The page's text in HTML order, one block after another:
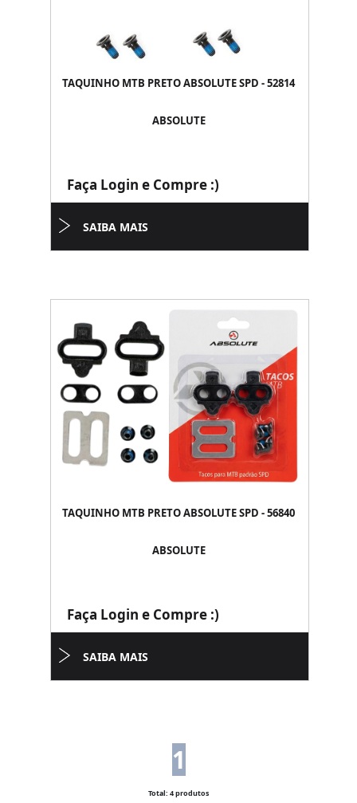
TAQUINHO MTB PRETO ABSOLUTE SPD - 52814
ABSOLUTE
Faça Login e Compre :)
SAIBA MAIS
TAQUINHO MTB PRETO ABSOLUTE SPD - 56840
ABSOLUTE
Faça Login e Compre :)
SAIBA MAIS
1
Total: 4 produtos